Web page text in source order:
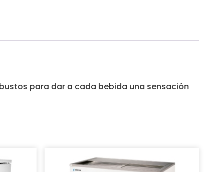
para dar a cada bebida una sensación